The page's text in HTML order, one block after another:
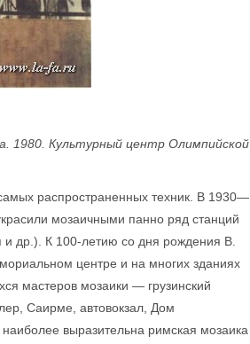
1980. Культурный центр Олимпийской
распространенных техник. В 1930—
мозаичными панно ряд станций
и др.). К 100-летию со дня рождения В.
центре и на многих зданиях
мастеров мозаики — грузинский
Саирме, автовокзал, Дом
выразительна римская мозаика